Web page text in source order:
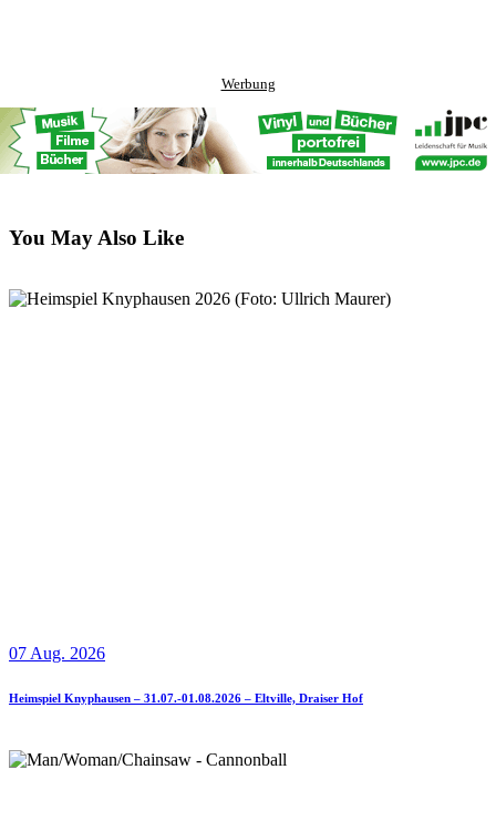
Werbung
You May Also Like
07 Aug. 2026
Heimspiel Knyphausen – 31.07.-01.08.2026 – Eltville, Draiser Hof